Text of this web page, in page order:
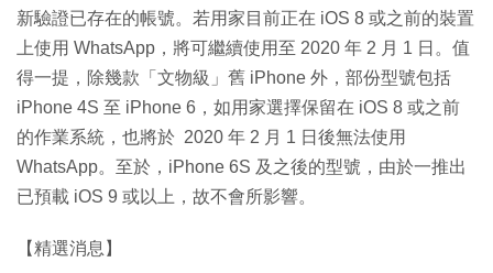
新驗證已存在的帳號。若用家目前正在 iOS 8 或之前的裝置
上使用 WhatsApp，將可繼續使用至 2020 年 2 月 1 日。值
得一提，除幾款「文物級」舊 iPhone 外，部份型號包括
iPhone 4S 至 iPhone 6，如用家選擇保留在 iOS 8 或之前
的作業系統，也將於 2020 年 2 月 1 日後無法使用
WhatsApp。至於，iPhone 6S 及之後的型號，由於一推出
已預載 iOS 9 或以上，故不會所影響。
【精選消息】